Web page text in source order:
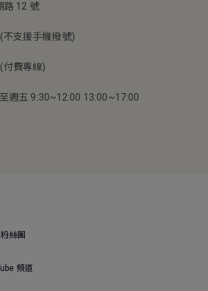
路 12 號
支援手機撥號)
費專線)
週五 9:30~12:00 13:00~17:00
絲團
頻道